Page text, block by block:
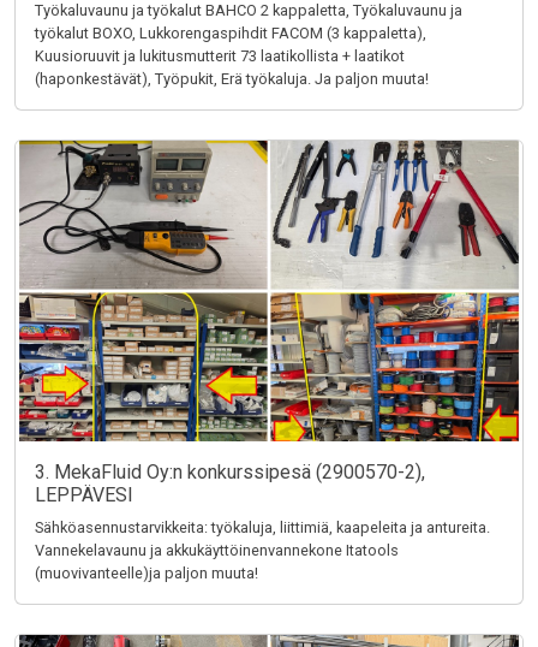
Työkaluvaunu ja työkalut BAHCO 2 kappaletta, Työkaluvaunu ja
työkalut BOXO, Lukkorengaspihdit FACOM (3 kappaletta),
Kuusioruuvit ja lukitusmutterit 73 laatikollista + laatikot
(haponkestävät), Työpukit, Erä työkaluja. Ja paljon muuta!
3. MekaFluid Oy:n konkurssipesä (2900570-2),
LEPPÄVESI
Sähköasennustarvikkeita: työkaluja, liittimiä, kaapeleita ja antureita.
Vannekelavaunu ja akkukäyttöinenvannekone Itatools
(muovivanteelle)ja paljon muuta!